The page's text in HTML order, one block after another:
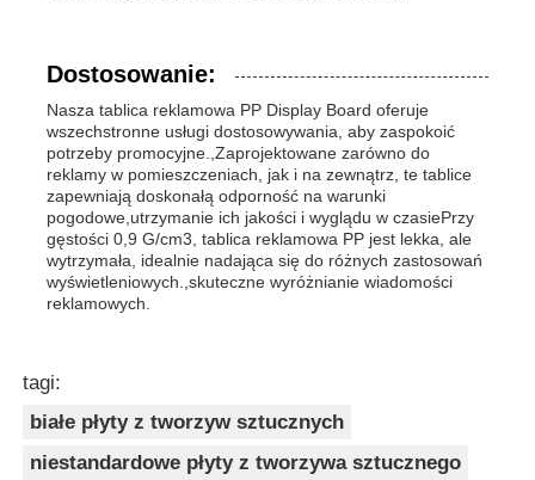
Dostosowanie:
Nasza tablica reklamowa PP Display Board oferuje
wszechstronne usługi dostosowywania, aby zaspokoić
potrzeby promocyjne.,Zaprojektowane zarówno do
reklamy w pomieszczeniach, jak i na zewnątrz, te tablice
zapewniają doskonałą odporność na warunki
pogodowe,utrzymanie ich jakości i wyglądu w czasiePrzy
gęstości 0,9 G/cm3, tablica reklamowa PP jest lekka, ale
wytrzymała, idealnie nadająca się do różnych zastosowań
wyświetleniowych.,skuteczne wyróżnianie wiadomości
reklamowych.
tagi:
białe płyty z tworzyw sztucznych
niestandardowe płyty z tworzywa sztucznego